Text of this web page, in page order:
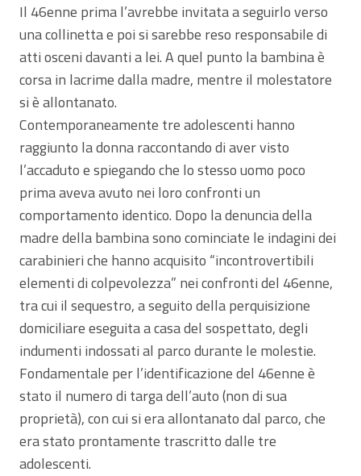
Il 46enne prima l’avrebbe invitata a seguirlo verso
una collinetta e poi si sarebbe reso responsabile di
atti osceni davanti a lei. A quel punto la bambina è
corsa in lacrime dalla madre, mentre il molestatore
si è allontanato.
Contemporaneamente tre adolescenti hanno
raggiunto la donna raccontando di aver visto
l’accaduto e spiegando che lo stesso uomo poco
prima aveva avuto nei loro confronti un
comportamento identico. Dopo la denuncia della
madre della bambina sono cominciate le indagini dei
carabinieri che hanno acquisito “incontrovertibili
elementi di colpevolezza” nei confronti del 46enne,
tra cui il sequestro, a seguito della perquisizione
domiciliare eseguita a casa del sospettato, degli
indumenti indossati al parco durante le molestie.
Fondamentale per l’identificazione del 46enne è
stato il numero di targa dell’auto (non di sua
proprietà), con cui si era allontanato dal parco, che
era stato prontamente trascritto dalle tre
adolescenti.